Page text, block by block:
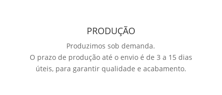
PRODUÇÃO
Produzimos sob demanda.
O prazo de produção até o envio é de 3 a 15 dias
úteis, para garantir qualidade e acabamento.